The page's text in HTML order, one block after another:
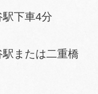
下車4分
または二重橋